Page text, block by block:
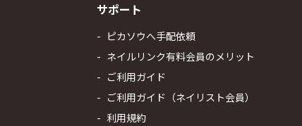
サポート
ピカソウへ手配依頼
ネイルリンク有料会員のメリット
ご利用ガイド
ご利用ガイド（ネイリスト会員）
利用規約